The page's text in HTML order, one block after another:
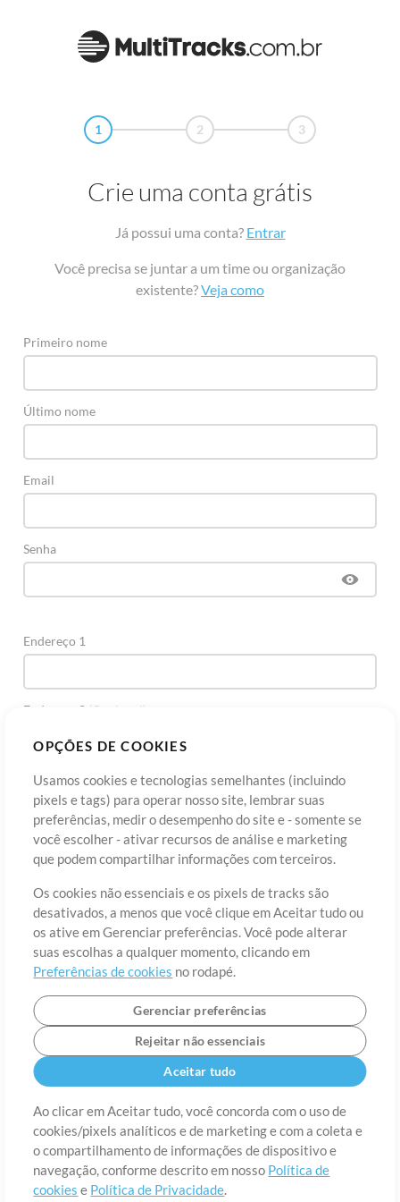
OPÇÕES DE COOKIES
Usamos cookies e tecnologias semelhantes (incluindo
pixels e tags) para operar nosso site, lembrar suas
preferências, medir o desempenho do site e - somente se
você escolher - ativar recursos de análise e marketing
que podem compartilhar informações com terceiros.
Os cookies não essenciais e os pixels de tracks são
desativados, a menos que você clique em Aceitar tudo ou
os ative em Gerenciar preferências. Você pode alterar
suas escolhas a qualquer momento, clicando em
Preferências de cookies no rodapé.
Gerenciar preferências
Rejeitar não essenciais
Aceitar tudo
Ao clicar em Aceitar tudo, você concorda com o uso de
cookies/pixels analíticos e de marketing e com a coleta e
o compartilhamento de informações de dispositivo e
navegação, conforme descrito em nosso Política de
cookies e Política de Privacidade.
1 2 3
Crie uma conta grátis
Já possui uma conta? Entrar
Você precisa se juntar a um time ou organização
existente?Veja como
Primeiro nome
Último nome
Email
Senha
Endereço 1
Endereço 2 (Opcional)
Cidade
País CEP
Estado Idioma
Sobre Termos de Uso Política de Privacidade
Preferências de
cookies
Contato
©2006-2026 por MultiTracks LLC. Todos os Direitos Reservados.